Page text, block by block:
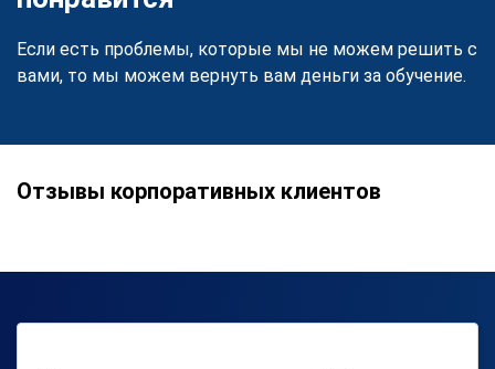
Если есть проблемы, которые мы не можем решить с
вами, то мы можем вернуть вам деньги за обучение.
Отзывы корпоративных клиентов